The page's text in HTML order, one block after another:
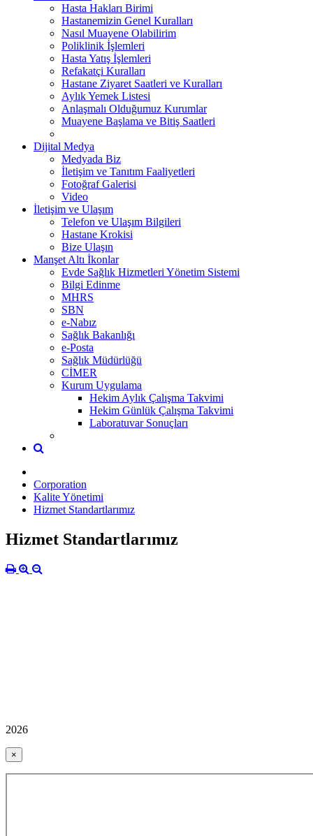
Hasta Hakları Birimi
Hastanemizin Genel Kuralları
Nasıl Muayene Olabilirim
Poliklinik İşlemleri
Hasta Yatış İşlemleri
Refakatçi Kuralları
Hastane Ziyaret Saatleri ve Kuralları
Aylık Yemek Listesi
Anlaşmalı Olduğumuz Kurumlar
Muayene Başlama ve Bitiş Saatleri
Dijital Medya
Medyada Biz
İletişim ve Tanıtım Faaliyetleri
Fotoğraf Galerisi
Video
İletişim ve Ulaşım
Telefon ve Ulaşım Bilgileri
Hastane Krokisi
Bize Ulaşın
Manşet Altı İkonlar
Evde Sağlık Hizmetleri Yönetim Sistemi
Bilgi Edinme
MHRS
SBN
e-Nabız
Sağlık Bakanlığı
e-Posta
Sağlık Müdürlüğü
CİMER
Kurum Uygulama
Hekim Aylık Çalışma Takvimi
Hekim Günlük Çalışma Takvimi
Laboratuvar Sonuçları
Corporation
Kalite Yönetimi
Hizmet Standartlarımız
Hizmet Standartlarımız
2026
×